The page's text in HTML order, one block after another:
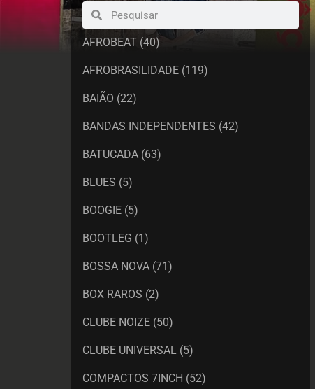
AFROBEAT (40)
AFROBRASILIDADE (119)
BAIÃO (22)
BANDAS INDEPENDENTES (42)
BATUCADA (63)
BLUES (5)
BOOGIE (5)
BOOTLEG (1)
BOSSA NOVA (71)
BOX RAROS (2)
CLUBE NOIZE (50)
CLUBE UNIVERSAL (5)
COMPACTOS 7INCH (52)